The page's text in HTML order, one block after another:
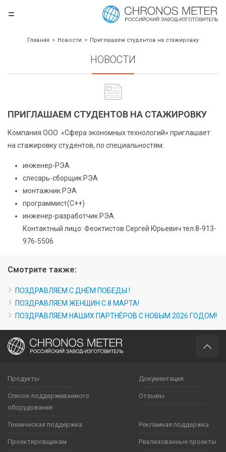
=
Главная Новости Приглашаем студентов на стажировку
НОВОСТИ
ПРИГЛАШАЕМ СТУДЕНТОВ НА СТАЖИРОВКУ
Компания ООО «Сфера экономных технологий» приглашает
на стажировку студентов, по специальностям:
инженер-РЭА
слесарь-сборщик РЭА
монтажник РЭА
программист(C++)
инженер-разработчик РЭА.
Контактный лицо: Феоктистов Сергей Юрьевич тел.8-913-
976-5506
Смотрите также:
ПОЗДРАВЛЯЕМ С ДНЁМ ПОБЕДЫ !
ПОЗДРАВЛЯЕМ ЖЕНЩИН С 8 МАРТА!
ПОЗДРАВЛЯЕМ НАШИХ ПАРТНЁРОВ С НОВЫМ 2026 ГОДОМ!
Продукты Документация
Список поддерживаемого
оборудования
Отзывы
Техническая поддержка Рекламная поддержка
Проектировщикам Реализованные проекты